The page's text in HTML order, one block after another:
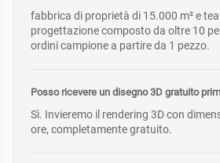
fabbrica di proprietà di 15.000 m² e
progettazione composto da oltre 10
ordini campione a partire da 1 pezzo.
Posso ricevere un disegno 3D gratuito
Sì. Invieremo il rendering 3D con
ore, completamente gratuito.